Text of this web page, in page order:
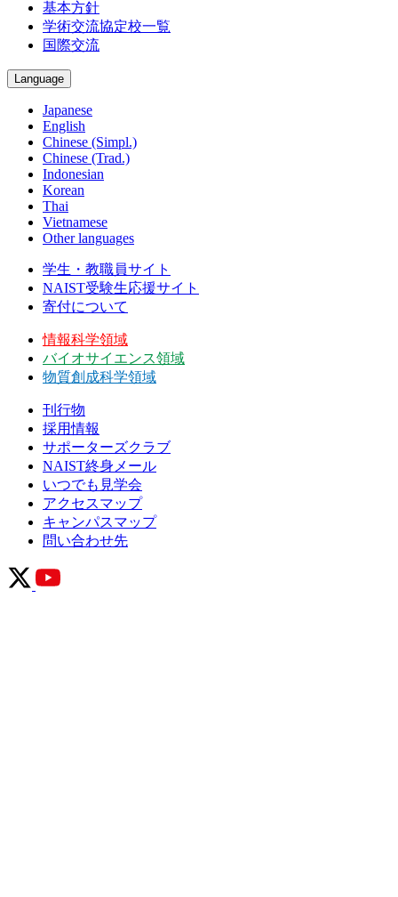
基本方針
学術交流協定校一覧
国際交流
Language
Japanese
English
Chinese (Simpl.)
Chinese (Trad.)
Indonesian
Korean
Thai
Vietnamese
Other languages
学生・教職員サイト
NAIST受験生応援サイト
寄付について
情報科学領域
バイオサイエンス領域
物質創成科学領域
刊行物
採用情報
サポーターズクラブ
NAIST終身メール
いつでも見学会
アクセスマップ
キャンパスマップ
問い合わせ先